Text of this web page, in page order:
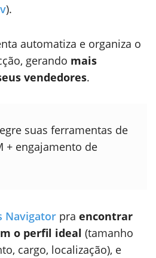
).
automatiza e organiza o
gerando mais
vendedores.
suas ferramentas de
+ engajamento de
Navigator pra encontrar
o perfil ideal (tamanho
cargo, localização), e